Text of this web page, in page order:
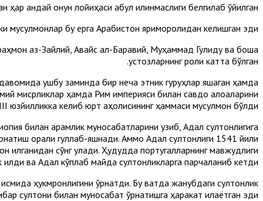
қандай қонун лойиҳаси қабул қилинмаслиги белгилаб қўйилган.
бу ерга Арабистон яриморолидан келишган эди.
аз-Зайлий, Авайс ал-Баравий, Муҳаммад Гулиду ва бошқа
устозларнинг роли катта бўлган.
ушбу заминда бир неча этник гуруҳлар яшаган ҳамда
мисрликлар ҳамда Рим империяси билан савдо алоқаларини
юзйилликка келиб юрт аҳолисининг ҳаммаси мусулмон бўлди.
билан қарамлик муносабатларини узиб, Адал султонлигига
орқали гуллаб-яшнади. Аммо Адал султонлиги 1541 йили
қилганидан сўнг қулади. Ҳудудда португалларнинг мавжудлиги
қилди ва Адал кўплаб майда султонликларга парчаланиб кетди.
ҳукмронлигини ўрнатди. Бу вақтда жанубдаги султонлик
султони билан муносабат ўрнатишга ҳаракат қилаётган эди.